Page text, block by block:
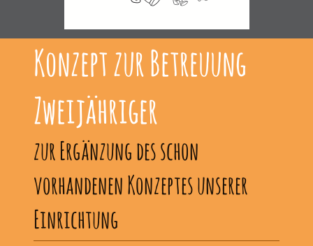
Konzept zur Betreuung
Zweijähriger
zur Ergänzung des schon
vorhandenen Konzeptes unserer
Einrichtung